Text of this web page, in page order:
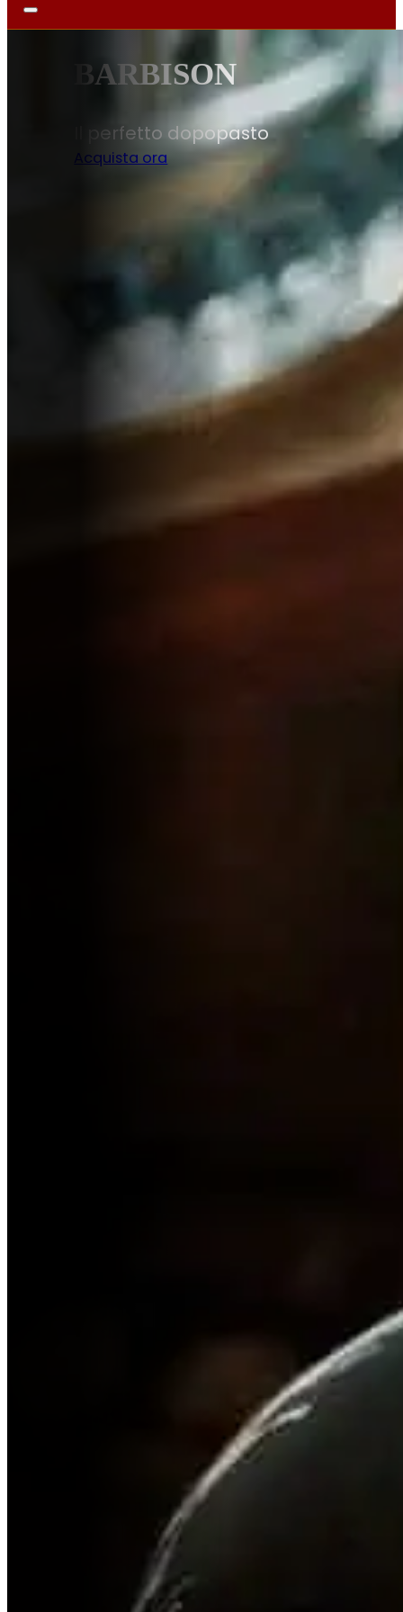
DISPENSA
Sapori autentici per la tua cucina
Scopri di più